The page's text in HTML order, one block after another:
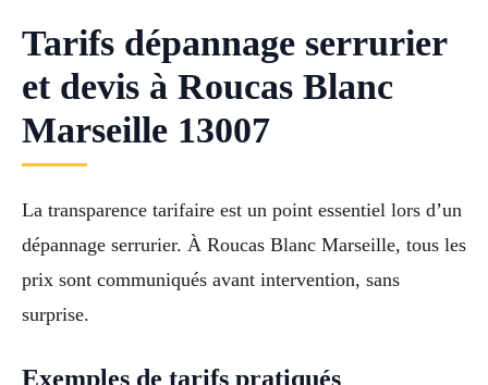
Tarifs dépannage serrurier
et devis à Roucas Blanc
Marseille 13007
La transparence tarifaire est un point essentiel lors d’un
dépannage serrurier. À Roucas Blanc Marseille, tous les
prix sont communiqués avant intervention, sans
surprise.
Exemples de tarifs pratiqués